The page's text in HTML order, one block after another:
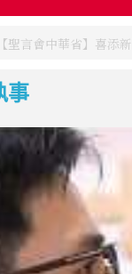
【聖言會中華省】喜添
事